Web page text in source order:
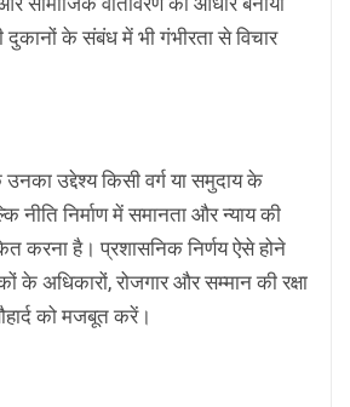
दुकानों के संबंध में भी गंभीरता से विचार
उनका उद्देश्य किसी वर्ग या समुदाय के
नीति निर्माण में समानता और न्याय की
करना है। प्रशासनिक निर्णय ऐसे होने
के अधिकारों, रोजगार और सम्मान की रक्षा
को मजबूत करें।